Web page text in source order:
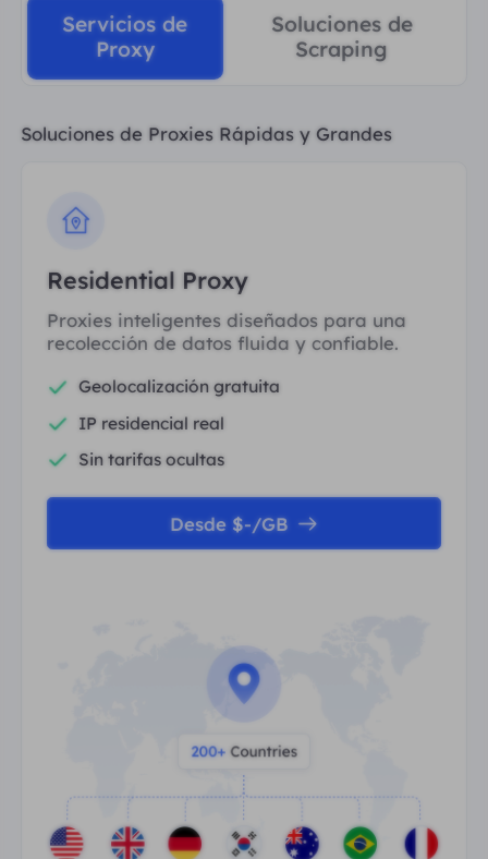
Servicios de
Proxy
Soluciones de
Scraping
Soluciones de Proxies Rápidas y Grandes
Residential Proxy
Proxies inteligentes diseñados para una
recolección de datos fluida y confiable.
Geolocalización gratuita
IP residencial real
Sin tarifas ocultas
Desde $-/GB
¡Bienvenido a SmartProxy!
¡Tu socio de confianza para una navegación
Cobertura Global
Más de 200 países con millones de IPs
Tasa de Éxito Ultra Alta
Conexión confiable garantizada
No mostrar esto de nuevo